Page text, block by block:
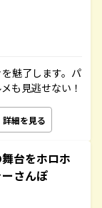
魅了します。パ
も見逃せない！
詳細を見る
台をホロホ
さんぽ